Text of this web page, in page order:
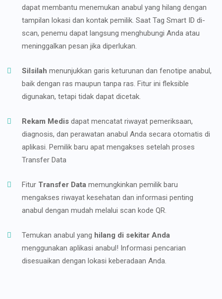
dapat membantu menemukan anabul yang hilang dengan
tampilan lokasi dan kontak pemilik. Saat Tag Smart ID di-
scan, penemu dapat langsung menghubungi Anda atau
meninggalkan pesan jika diperlukan.
Silsilah menunjukkan garis keturunan dan fenotipe anabul,
baik dengan ras maupun tanpa ras. Fitur ini fleksible
digunakan, tetapi tidak dapat dicetak.
Rekam Medis dapat mencatat riwayat pemeriksaan,
diagnosis, dan perawatan anabul Anda secara otomatis di
aplikasi. Pemilik baru apat mengakses setelah proses
Transfer Data
Fitur Transfer Data memungkinkan pemilik baru
mengakses riwayat kesehatan dan informasi penting
anabul dengan mudah melalui scan kode QR.
Temukan anabul yang hilang di sekitar Anda
menggunakan aplikasi anabul! Informasi pencarian
disesuaikan dengan lokasi keberadaan Anda.